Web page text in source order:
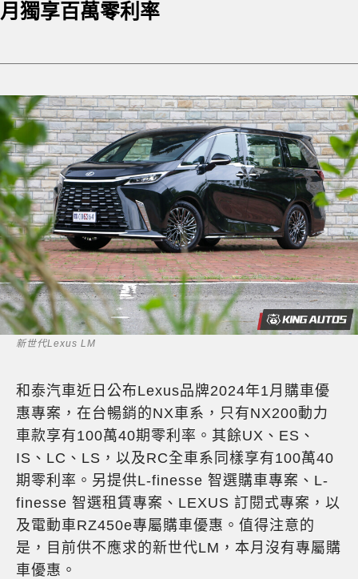
月獨享百萬零利率
新世代Lexus LM
和泰汽車近日公布Lexus品牌2024年1月購車優
惠專案，在台暢銷的NX車系，只有NX200動力
車款享有100萬40期零利率。其餘UX、ES、
IS、LC、LS，以及RC全車系同樣享有100萬40
期零利率。另提供L-finesse 智選購車專案、L-
finesse 智選租賃專案、LEXUS 訂閱式專案，以
及電動車RZ450e專屬購車優惠。值得注意的
是，目前供不應求的新世代LM，本月沒有專屬購
車優惠。